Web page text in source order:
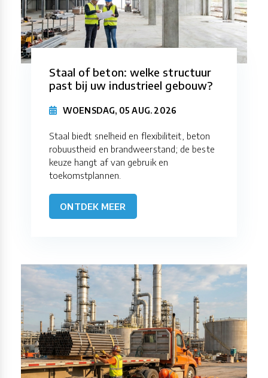
Staal of beton: welke structuur
past bij uw industrieel gebouw?
WOENSDAG, 05 AUG. 2026
Staal biedt snelheid en flexibiliteit, beton
robuustheid en brandweerstand; de beste
keuze hangt af van gebruik en
toekomstplannen.
ONTDEK MEER